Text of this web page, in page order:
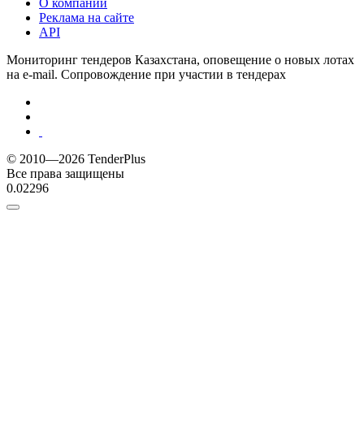
Реклама на сайте
API
Мониторинг тендеров Казахстана, оповещение о новых лотах
на e-mail. Сопровождение при участии в тендерах
© 2010—2026 TenderPlus
Все права защищены
0.02296